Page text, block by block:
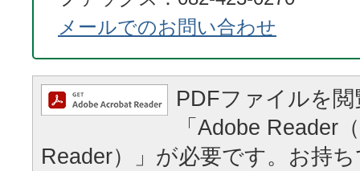
メールでのお問い合わせ
PDFファイルを
「Adobe Reader
Reader）」が必要です。お持